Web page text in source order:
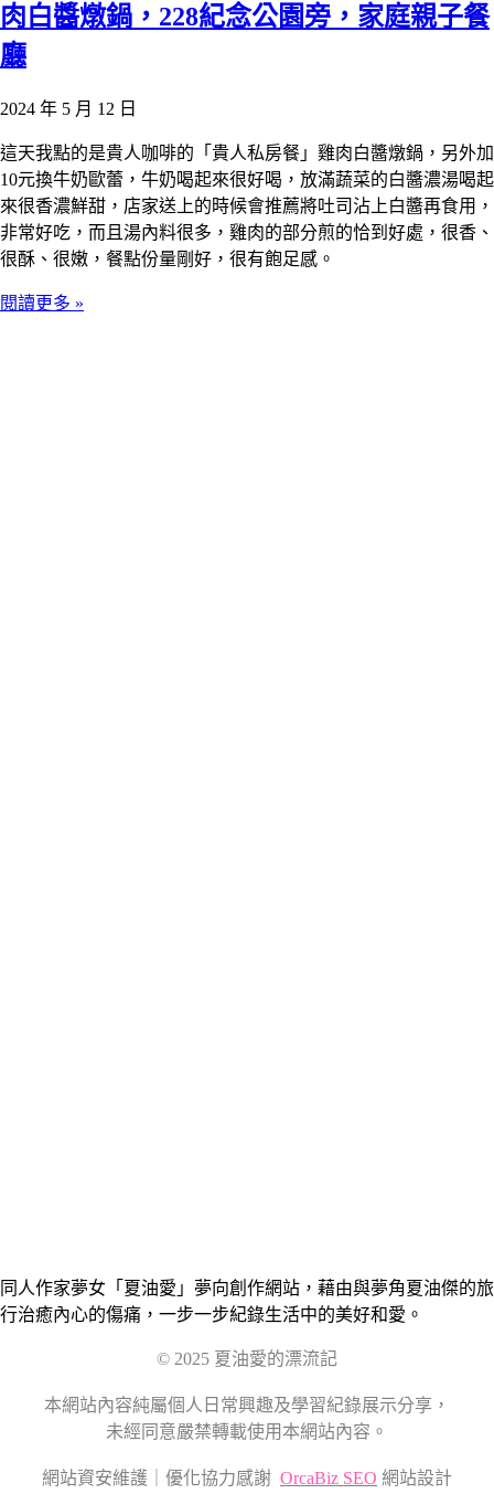
肉白醬燉鍋，228紀念公園旁，家庭親子餐
廳
2024 年 5 月 12 日
這天我點的是貴人咖啡的「貴人私房餐」雞肉白醬燉鍋，另外加
10元換牛奶歐蕾，牛奶喝起來很好喝，放滿蔬菜的白醬濃湯喝起
來很香濃鮮甜，店家送上的時候會推薦將吐司沾上白醬再食用，
非常好吃，而且湯內料很多，雞肉的部分煎的恰到好處，很香、
很酥、很嫩，餐點份量剛好，很有飽足感。
閱讀更多 »
同人作家夢女「夏油愛」夢向創作網站，藉由與夢角夏油傑的旅
行治癒內心的傷痛，一步一步紀錄生活中的美好和愛。
© 2025 夏油愛的漂流記
本網站內容純屬個人日常興趣及學習紀錄展示分享，
未經同意嚴禁轉載使用本網站內容。
網站資安維護｜優化協力感謝 OrcaBiz SEO 網站設計